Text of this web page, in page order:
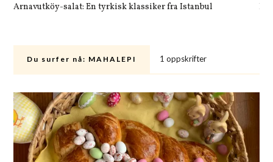
Arnavutköy-salat: En tyrkisk klassiker fra Istanbul
Du surfer nå: MAHALEPI 1 oppskrifter